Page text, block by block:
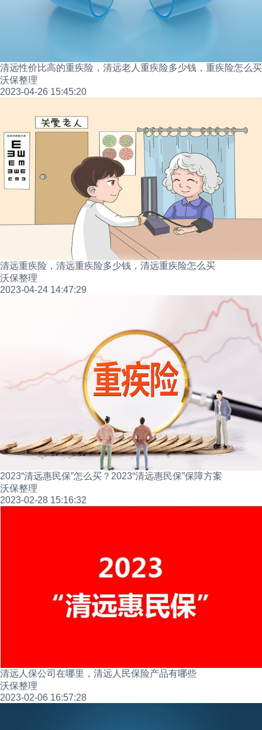
清远性价比高的重疾险，清远老人重疾险多少钱，重疾险怎么买
沃保整理
2023-04-26 15:45:20
清远重疾险，清远重疾险多少钱，清远重疾险怎么买
沃保整理
2023-04-24 14:47:29
2023“清远惠民保”怎么买？2023“清远惠民保”保障方案
沃保整理
2023-02-28 15:16:32
清远人保公司在哪里，清远人民保险产品有哪些
沃保整理
2023-02-06 16:57:28